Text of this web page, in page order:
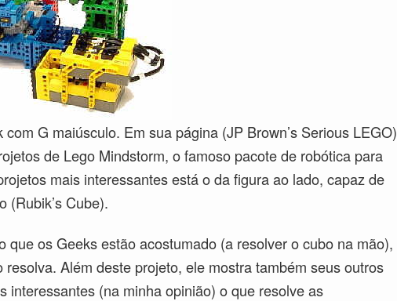
G maiúsculo. Em sua página (JP Brown’s Serious LEGO)
de Lego Mindstorm, o famoso pacote de robótica para
mais interessantes está o da figura ao lado, capaz de
(Rubik’s Cube).
que os Geeks estão acostumado (a resolver o cubo na mão),
resolva. Além deste projeto, ele mostra também seus outros
interessantes (na minha opinião) o que resolve as